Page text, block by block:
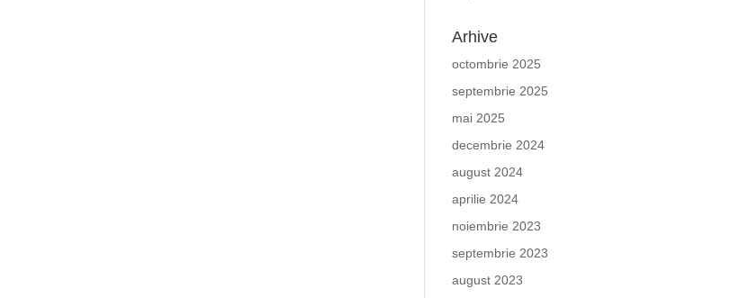
Arhive
octombrie 2025
septembrie 2025
mai 2025
decembrie 2024
august 2024
aprilie 2024
noiembrie 2023
septembrie 2023
august 2023